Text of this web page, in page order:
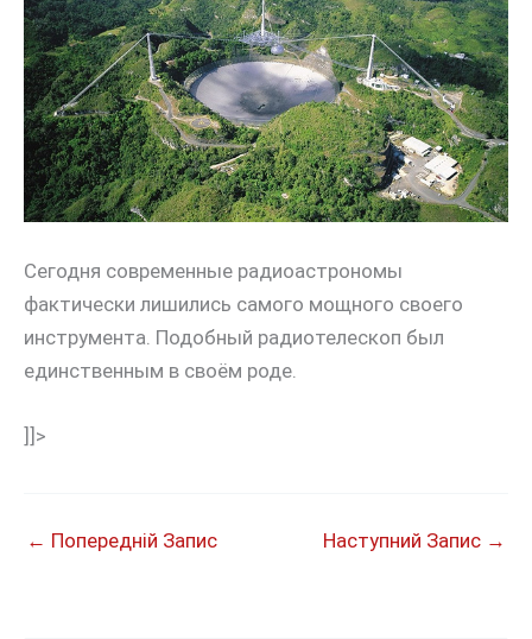
Сегодня современные радиоастрономы
фактически лишились самого мощного своего
инструмента. Подобный радиотелескоп был
единственным в своём роде.
]]>
← Попередній Запис Наступний Запис →